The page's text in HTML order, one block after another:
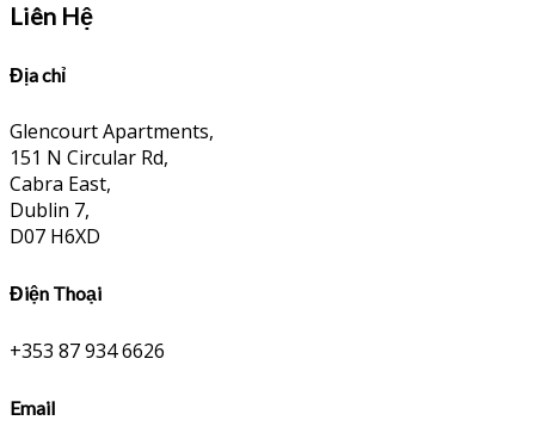
Liên Hệ
Địa chỉ
Glencourt Apartments,
151 N Circular Rd,
Cabra East,
Dublin 7,
D07 H6XD
Điện Thoại
+353 87 934 6626
Email